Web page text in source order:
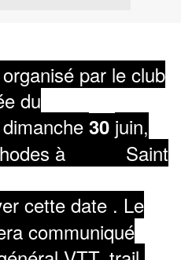
par le club
du
30 juin,
Rhodes à Saint
cette date . Le
communiqué